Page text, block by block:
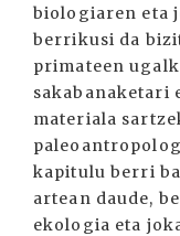
biologiaren eta
berrikusi da
primateen
sakabanaketari
materiala
kapitulu berri
artean daude,
ekologia eta